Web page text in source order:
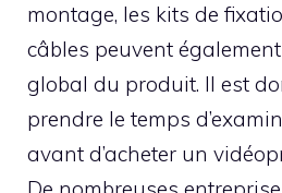
montage, les kits de
câbles peuvent
global du produit. Il est
prendre le temps
avant d’acheter un